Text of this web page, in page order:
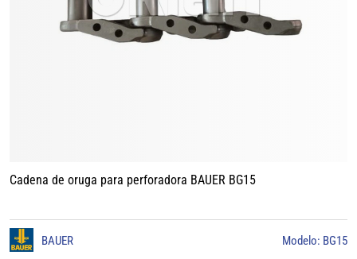
Cadena de oruga para perforadora BAUER BG15
BAUER Modelo: BG15